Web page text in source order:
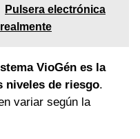
Pulsera electrónica
VioGén es la
niveles de riesgo.
variar según la